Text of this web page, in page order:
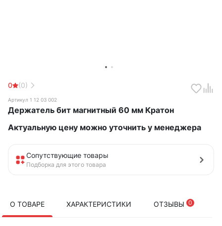
0 (0)
Артикул 1 12 03 002
Держатель бит магнитный 60 мм Кратон
Актуальную цену можно уточнить у менеджера
Сопутствующие товары
Подборка для этого товара
О ТОВАРЕ ХАРАКТЕРИСТИКИ ОТЗЫВЫ 0